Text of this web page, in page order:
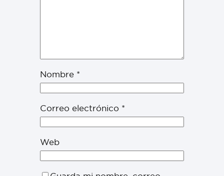
Nombre *
Correo electrónico *
Web